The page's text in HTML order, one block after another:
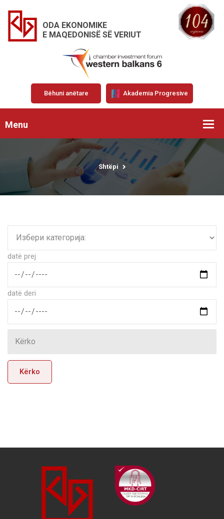
ODA EKONOMIKE
E MAQEDONISË SË VERIUT
Bëhuni anëtare Akademia Progresive
Menu
Shtëpi
datë prej
datë deri
Kërko